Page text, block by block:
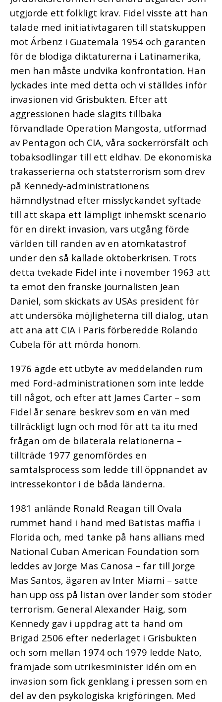
utgjorde ett folkligt krav. Fidel visste att han
talade med initiativtagaren till statskuppen
mot Árbenz i Guatemala 1954 och garanten
för de blodiga diktaturerna i Latinamerika,
men han måste undvika konfrontation. Han
lyckades inte med detta och vi ställdes inför
invasionen vid Grisbukten. Efter att
aggressionen hade slagits tillbaka
förvandlade Operation Mangosta, utformad
av Pentagon och CIA, våra sockerrörsfält och
tobaksodlingar till ett eldhav. De ekonomiska
trakasserierna och statsterrorism som drev
på Kennedy-administrationens
hämndlystnad efter misslyckandet syftade
till att skapa ett lämpligt inhemskt scenario
för en direkt invasion, vars utgång förde
världen till randen av en atomkatastrof
under den så kallade oktoberkrisen. Trots
detta tvekade Fidel inte i november 1963 att
ta emot den franske journalisten Jean
Daniel, som skickats av USAs president för
att undersöka möjligheterna till dialog, utan
att ana att CIA i Paris förberedde Rolando
Cubela för att mörda honom.
1976 ägde ett utbyte av meddelanden rum
med Ford-administrationen som inte ledde
till något, och efter att James Carter – som
Fidel år senare beskrev som en vän med
tillräckligt lugn och mod för att ta itu med
frågan om de bilaterala relationerna –
tillträde 1977 genomfördes en
samtalsprocess som ledde till öppnandet av
intressekontor i de båda länderna.
1981 anlände Ronald Reagan till Ovala
rummet hand i hand med Batistas maffia i
Florida och, med tanke på hans allians med
National Cuban American Foundation som
leddes av Jorge Mas Canosa – far till Jorge
Mas Santos, ägaren av Inter Miami – satte
han upp oss på listan över länder som stöder
terrorism. General Alexander Haig, som
Kennedy gav i uppdrag att ta hand om
Brigad 2506 efter nederlaget i Grisbukten
och som mellan 1974 och 1979 ledde Nato,
främjade som utrikesminister idén om en
invasion som fick genklang i pressen som en
del av den psykologiska krigföringen. Med